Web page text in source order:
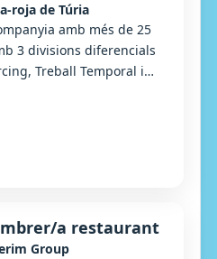
roja de Túria
amb més de 25
3 divisions diferencials
Treball Temporal i
a restaurant
Group